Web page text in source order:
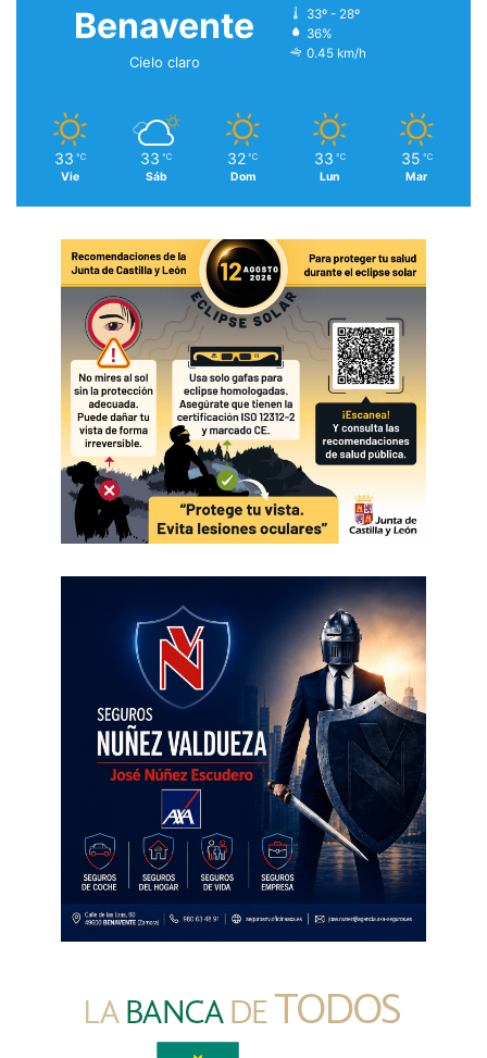
Benavente
Cielo claro
33º - 28º
36%
0.45 km/h
33 ℃
Vie
33 ℃
Sáb
32 ℃
Dom
33 ℃
Lun
35 ℃
Mar